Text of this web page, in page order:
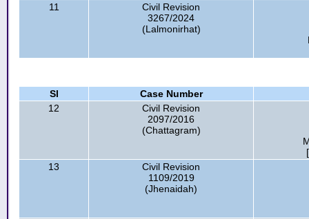
11
Civil Revision
3267/2024
(Lalmonirhat)
Sl
Case Number
12
Civil Revision
2097/2016
(Chattagram)
13
Civil Revision
1109/2019
(Jhenaidah)